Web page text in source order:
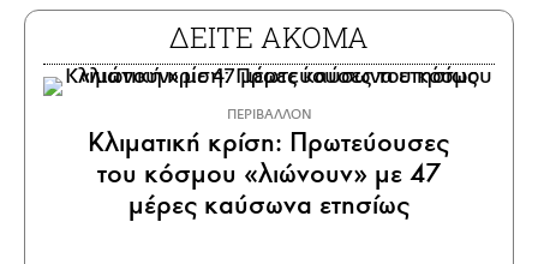
ΔΕΙΤΕ ΑΚΟΜΑ
ΠΕΡΙΒΑΛΛΟΝ
Κλιματική κρίση: Πρωτεύουσες
του κόσμου «λιώνουν» με 47
μέρες καύσωνα ετησίως